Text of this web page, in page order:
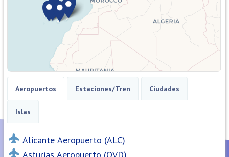
Aeropuertos Estaciones/Tren Ciudades
Islas
Alicante Aeropuerto (ALC)